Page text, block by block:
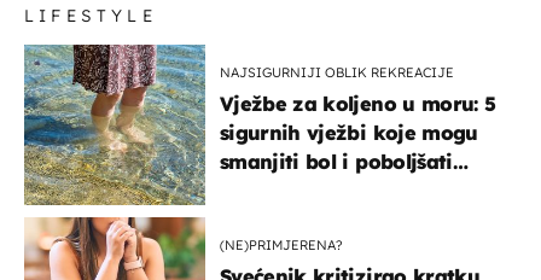
LIFESTYLE
NAJSIGURNIJI OBLIK REKREACIJE
Vježbe za koljeno u moru: 5
sigurnih vježbi koje mogu
smanjiti bol i poboljšati
(NE)PRIMJERENA?